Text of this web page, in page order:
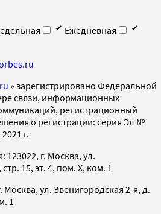
Ежедневная
» зарегистрировано Федеральной
связи, информационных
регистрационный
о регистрации: серия Эл №
г.
123022, г. Москва, ул.
15, эт. 4, пом. X, ком. 1
Москва, ул. Звенигородская 2-я, д.
1